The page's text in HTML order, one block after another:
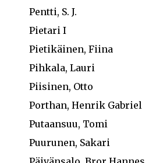
Pentti, S. J.
Pietari I
Pietikäinen, Fiina
Pihkala, Lauri
Piisinen, Otto
Porthan, Henrik Gabriel
Putaansuu, Tomi
Puurunen, Sakari